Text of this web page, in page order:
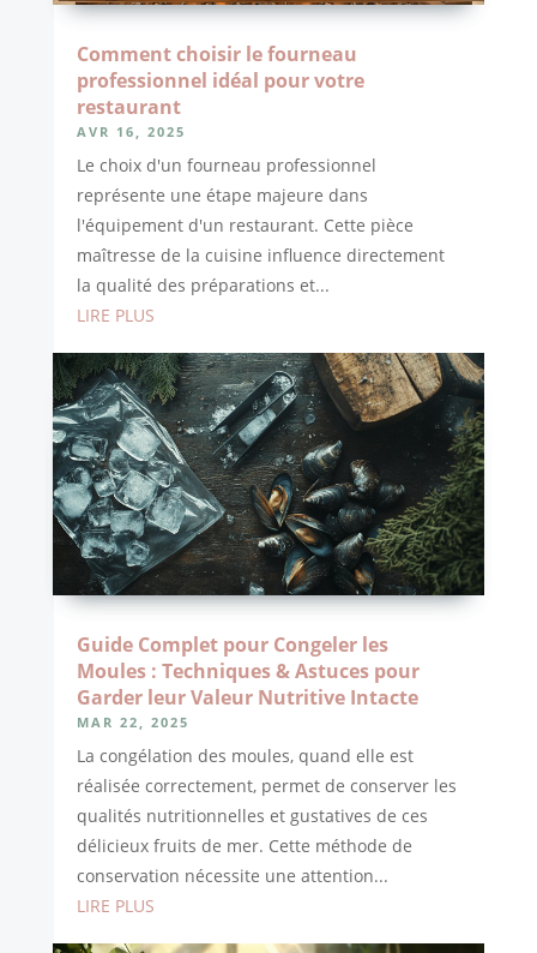
Comment choisir le fourneau
professionnel idéal pour votre
restaurant
AVR 16, 2025
Le choix d'un fourneau professionnel
représente une étape majeure dans
l'équipement d'un restaurant. Cette pièce
maîtresse de la cuisine influence directement
la qualité des préparations et...
LIRE PLUS
Guide Complet pour Congeler les
Moules : Techniques & Astuces pour
Garder leur Valeur Nutritive Intacte
MAR 22, 2025
La congélation des moules, quand elle est
réalisée correctement, permet de conserver les
qualités nutritionnelles et gustatives de ces
délicieux fruits de mer. Cette méthode de
conservation nécessite une attention...
LIRE PLUS